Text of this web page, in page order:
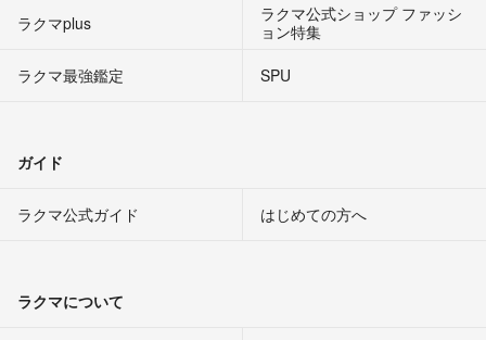
ラクマplus
ラクマ公式ショップ ファッシ
ョン特集
ラクマ最強鑑定
SPU
ガイド
ラクマ公式ガイド はじめての方へ
ラクマについて